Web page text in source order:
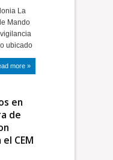
La
Mando
ubicado
more »
en
de
CEM